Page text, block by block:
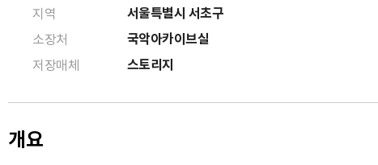
지역
서울특별시 서초구
소장처 국악아카이브실
저장매체 스토리지
개요